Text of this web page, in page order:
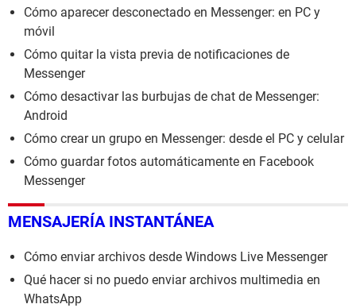
Cómo aparecer desconectado en Messenger: en PC y
móvil
Cómo quitar la vista previa de notificaciones de
Messenger
Cómo desactivar las burbujas de chat de Messenger:
Android
Cómo crear un grupo en Messenger: desde el PC y celular
Cómo guardar fotos automáticamente en Facebook
Messenger
MENSAJERÍA INSTANTÁNEA
Cómo enviar archivos desde Windows Live Messenger
Qué hacer si no puedo enviar archivos multimedia en
WhatsApp